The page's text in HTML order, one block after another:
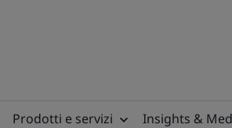
Prodotti e servizi Insights &